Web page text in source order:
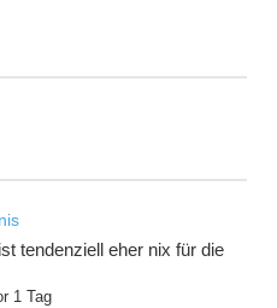
tendenziell eher nix für die
1 Tag